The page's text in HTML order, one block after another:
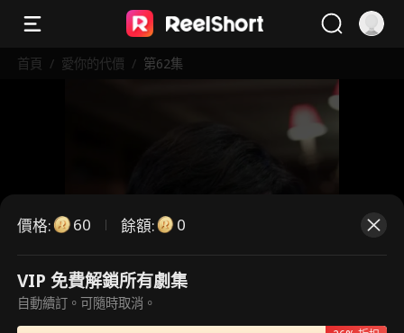
首頁 / 愛你的代價 / 第62集
這是付費劇集。請解鎖後觀看。
價格: 60 餘額: 0
VIP 免費解鎖所有劇集
自動續訂。可隨時取消。